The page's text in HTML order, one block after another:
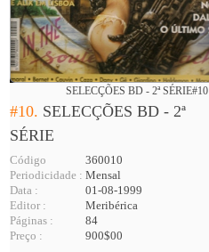
SELECÇÕES BD - 2ª SÉRIE#10
#10. SELECÇÕES BD - 2ª
SÉRIE
Código
360010
Periodicidade : Mensal
Data :
01-08-1999
Editor :
Meribérica
Páginas :
84
Preço :
900$00